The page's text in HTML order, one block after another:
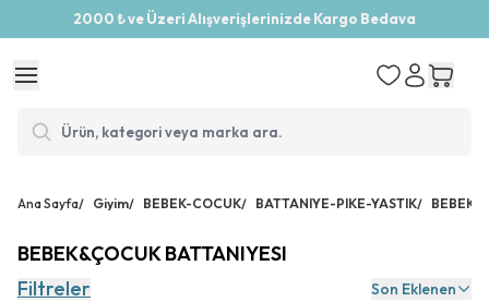
2000 ₺ ve Üzeri Alışverişlerinizde Kargo Bedava
Ana Sayfa/ Giyim/ BEBEK-COCUK/ BATTANIYE-PIKE-YASTIK/
BEBEK&ÇOCUK BATTANIYESI
Filtreler
Son Eklenen